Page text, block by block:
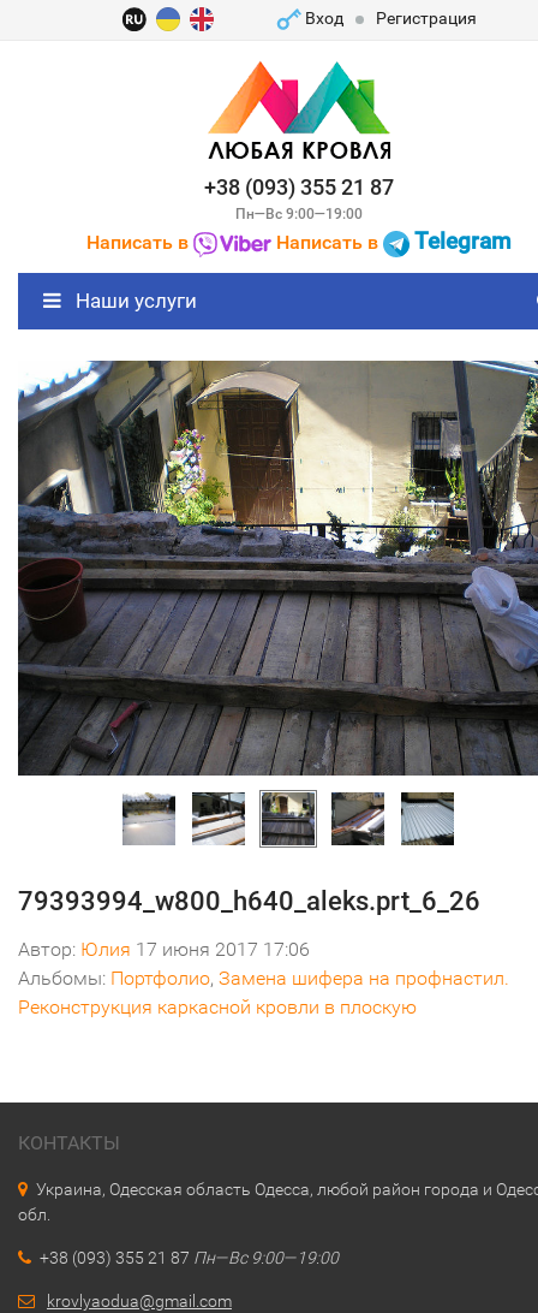
Вход Регистрация
+38 (093) 355 21 87
Пн—Вс 9:00—19:00
Написать в Написать в Telegram
Наши услуги
79393994_w800_h640_aleks.prt_6_26
Автор: Юлия 17 июня 2017 17:06
Альбомы: Портфолио, Замена шифера на профнастил.
Реконструкция каркасной кровли в плоскую
КОНТАКТЫ
Украина, Одесская область Одесса, любой район города и
обл.
+38 (093) 355 21 87 Пн—Вс 9:00—19:00
krovlyaodua@gmail.com